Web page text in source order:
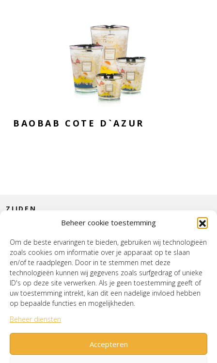
Beheer cookie toestemming
Om de beste ervaringen te bieden, gebruiken wij technologieën
zoals cookies om informatie over je apparaat op te slaan
en/of te raadplegen. Door in te stemmen met deze
technologieën kunnen wij gegevens zoals surfgedrag of unieke
ID's op deze site verwerken. Als je geen toestemming geeft of
uw toestemming intrekt, kan dit een nadelige invloed hebben
op bepaalde functies en mogelijkheden.
Beheer diensten
Accepteren
BAOBAB COTE D`AZUR
HOUSE OF WURPEL
OPENINGSTIJDEN
ZIJDEN
INTERIEUR
Verzenden & RetournerenCookiebeleid (EU)
Mijn account